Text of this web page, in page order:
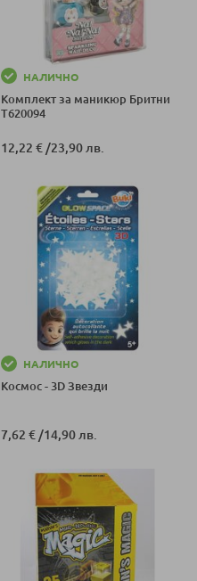
НАЛИЧНО
Комплект за маникюр Бритни
T620094
12,22 € /23,90 лв.
НАЛИЧНО
Космос - 3D Звезди
7,62 €/14,90 лв.